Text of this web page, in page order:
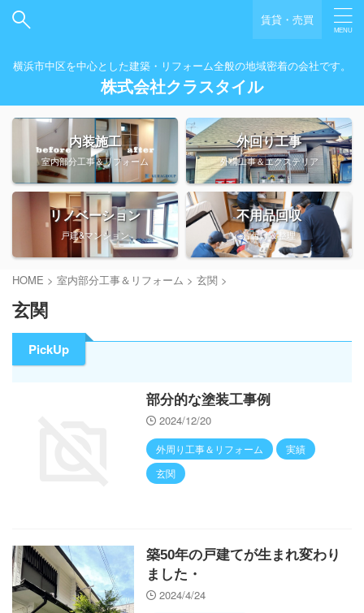
賃貸・売買
横浜市中区を中心とした建築・リフォーム全般の地域密着の会社です。
株式会社クラスタイル
内装施工
室内部分工事＆リフォーム
外回り工事
外構工事＆エクステリア
リノベーション
戸建&マンション
不用品回収
片付け＆整理
HOME > 室内部分工事＆リフォーム > 玄関 >
玄関
PickUp
部分的な塗装工事例
2024/12/20
外周り工事＆リフォーム
実績
玄関
築50年の戸建てが生まれ変わり
ました・
2024/4/24